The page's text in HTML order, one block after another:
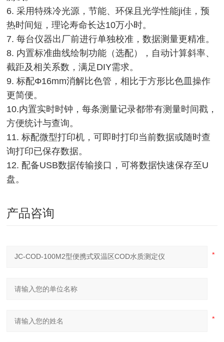
6. 采用特殊冷光源，节能、环保且光学性能ji佳，预
热时间短，理论寿命长达10万小时。
7. 每台仪器出厂前进行单独校准，数据测量更精准。
8. 内置标准曲线绘制功能（选配），自动计算斜率、
截距及相关系数，满足DIY需求。
9. 标配Φ16mm消解比色管，相比于方形比色皿操作
更简便。
10.内置实时时钟，每条测量记录都带有测量时间戳，
方便统计与查询。
11. 标配微型打印机，可即时打印当前数据或随时查
询打印已保存数据。
12. 配备USB数据传输接口，可将数据快速保存至U
盘。
产品咨询